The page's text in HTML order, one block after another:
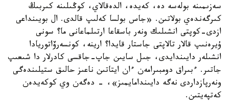
سەزىمىنە بولەسە دە، كەيدە، الدەقالاي، كوڭىلىنە كىربىڭ
كىرگەندەي بولاتىن. «جاس بولسا كەلىپ قالدى. ال بويىنداعى
ازدى-كوپتى انشىلىك ونەر باسقاعا ارتىلماعانى ما؟ سونى
ۇيرەنىپ قالار تالاپتى جاستار قايدا؟ ارينە، كونسەرۆاتوريادا
انشىلەر دايىندايدى، جىل سايىن جاپ-جاقسى كادرلار دا شىعىپ
جاتىر. ءبىراق دومبىرامەن ءان ايتاتىن ناعىز حالىق ستيلىندەگى
ونەرپازداردى نەگە دايىندامايمىز»، - دەگەن وي كوكەيدەن
كەتپەيتىن.